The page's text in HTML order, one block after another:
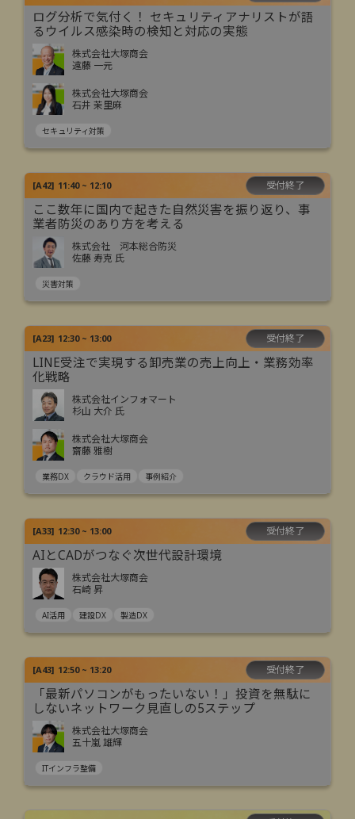
ログ分析で気付く！ セキュリティアナリストが語
るウイルス感染時の検知と対応の実態
株式会社大塚商会
遠藤 一元
株式会社大塚商会
石井 茉里麻
セキュリティ対策
[A42] 11:40 ~ 12:10 受付終了
ここ数年に国内で起きた自然災害を振り返り、事
業者防災のあり方を考える
株式会社 河本総合防災
佐藤 寿克 氏
災害対策
[A23] 12:30 ~ 13:00 受付終了
LINE受注で実現する卸売業の売上向上・業務効率
化戦略
株式会社インフォマート
杉山 大介 氏
株式会社大塚商会
齋藤 雅樹
業務DX クラウド活用 事例紹介
[A33] 12:30 ~ 13:00 受付終了
AIとCADがつなぐ次世代設計環境
株式会社大塚商会
石崎 昇
AI活用 建設DX 製造DX
[A43] 12:50 ~ 13:20 受付終了
「最新パソコンがもったいない！」投資を無駄に
しないネットワーク見直しの5ステップ
株式会社大塚商会
五十嵐 雄輝
ITインフラ整備